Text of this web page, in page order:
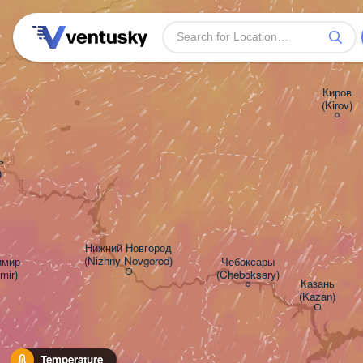
Temperature
Нижний Новгород
(Nizhny Novgorod)
Казань
(Kazan)
Киров
(Kirov)
Чебоксары
(Cheboksary)